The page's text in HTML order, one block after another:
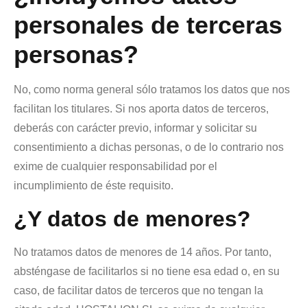
personales de terceras
personas?
No, como norma general sólo tratamos los datos que nos
facilitan los titulares. Si nos aporta datos de terceros,
deberás con carácter previo, informar y solicitar su
consentimiento a dichas personas, o de lo contrario nos
exime de cualquier responsabilidad por el
incumplimiento de éste requisito.
¿Y datos de menores?
No tratamos datos de menores de 14 años. Por tanto,
absténgase de facilitarlos si no tiene esa edad o, en su
caso, de facilitar datos de terceros que no tengan la